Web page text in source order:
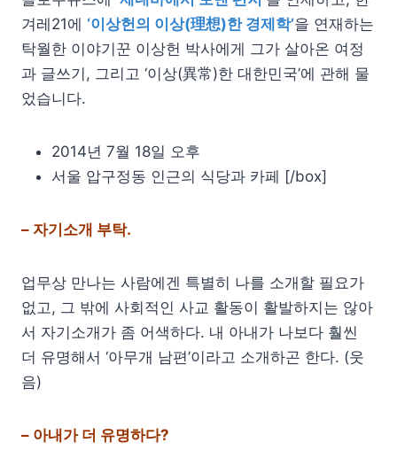
겨레21에 ‘이상헌의 이상(理想)한 경제학’을 연재하는
탁월한 이야기꾼 이상헌 박사에게 그가 살아온 여정
과 글쓰기, 그리고 ‘이상(異常)한 대한민국’에 관해 물
었습니다.
2014년 7월 18일 오후
서울 압구정동 인근의 식당과 카페 [/box]
– 자기소개 부탁.
업무상 만나는 사람에겐 특별히 나를 소개할 필요가
없고, 그 밖에 사회적인 사교 활동이 활발하지는 않아
서 자기소개가 좀 어색하다. 내 아내가 나보다 훨씬
더 유명해서 ‘아무개 남편’이라고 소개하곤 한다. (웃
음)
– 아내가 더 유명하다?